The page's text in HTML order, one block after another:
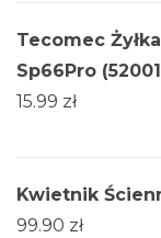
Tecomec
Sp66Pro
15.99 zł
Kwietnik
99.90 zł